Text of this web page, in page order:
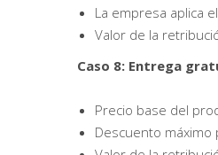
La empresa aplica
Valor de la
Caso 8: Entrega
Precio base del
Descuento